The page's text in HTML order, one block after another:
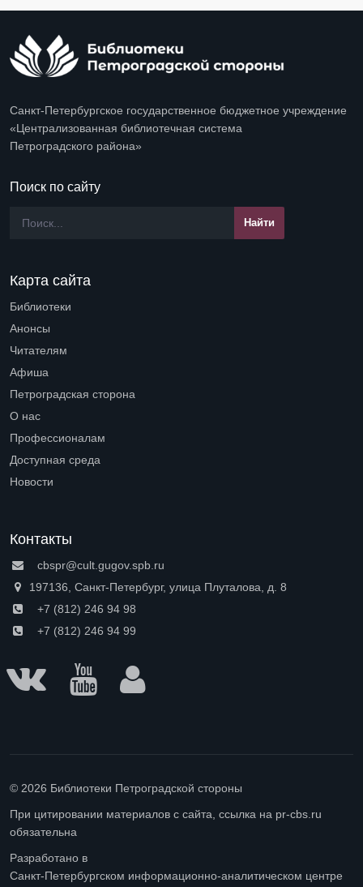
Санкт-Петербургское государственное бюджетное учреждение
«Централизованная библиотечная система
Петроградского района»
Поиск по сайту
Карта сайта
Библиотеки
Анонсы
Читателям
Афиша
Петроградская сторона
О нас
Профессионалам
Доступная среда
Новости
Контакты
cbspr@cult.gugov.spb.ru
197136, Санкт-Петербург, улица Плуталова, д. 8
+7 (812) 246 94 98
+7 (812) 246 94 99
© 2026 Библиотеки Петроградской стороны
При цитировании материалов с сайта, ссылка на pr-cbs.ru
обязательна
Разработано в
Санкт-Петербургском информационно-аналитическом центре